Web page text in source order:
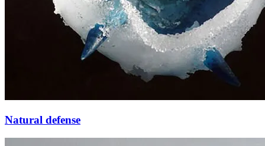
Natural defense